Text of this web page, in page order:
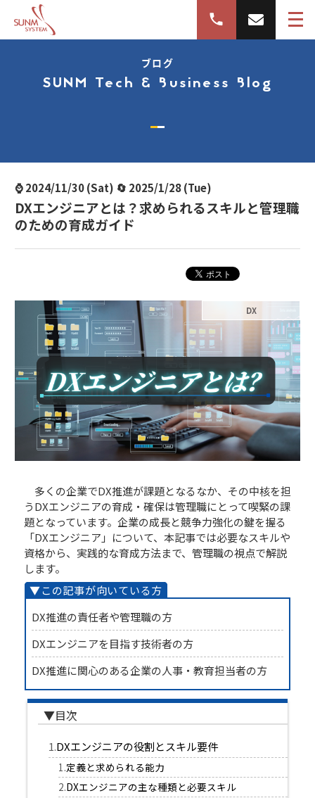
ブログ
SUNM Tech & Business Blog
⌚ 2024/11/30 (Sat) 🔄 2025/1/28 (Tue)
DXエンジニアとは？求められるスキルと管理職
のための育成ガイド
DX
多くの企業でDX推進が課題となるなか、その中核を担
うDXエンジニアの育成・確保は管理職にとって喫緊の課
題となっています。企業の成長と競争力強化の鍵を握る
「DXエンジニア」について、本記事では必要なスキルや
資格から、実践的な育成方法まで、管理職の視点で解説
します。
DX推進の責任者や管理職の方
DXエンジニアを目指す技術者の方
DX推進に関心のある企業の人事・教育担当者の方
DXエンジニアの役割とスキル要件
定義と求められる能力
DXエンジニアの主な種類と必要スキル